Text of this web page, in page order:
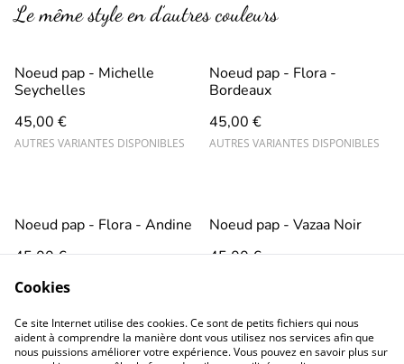
Le même style en d’autres couleurs
Noeud pap - Michelle
Seychelles
45,00 €
AUTRES VARIANTES DISPONIBLES
Noeud pap - Flora -
Bordeaux
45,00 €
AUTRES VARIANTES DISPONIBLES
Noeud pap - Flora - Andine
45,00 €
AUTRES VARIANTES DISPONIBLES
Noeud pap - Vazaa Noir
45,00 €
Cookies
Ce site Internet utilise des cookies. Ce sont de petits fichiers qui nous
aident à comprendre la manière dont vous utilisez nos services afin que
nous puissions améliorer votre expérience. Vous pouvez en savoir plus sur